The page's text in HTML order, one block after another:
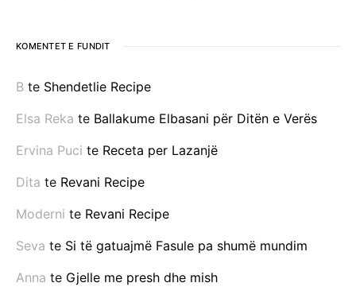
KOMENTET E FUNDIT
B te Shendetlie Recipe
Elsa Reka te Ballakume Elbasani për Ditën e Verës
Ervina Puci te Receta per Lazanjë
Dita te Revani Recipe
Moderni te Revani Recipe
Seva te Si të gatuajmë Fasule pa shumë mundim
Anna te Gjelle me presh dhe mish